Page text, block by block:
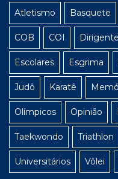
Atletismo Basquete
COB COI
Escolares Esgrima
Judô Karatê
Olímpicos Opinião
Taekwondo Triathlon
Universitários Vôlei